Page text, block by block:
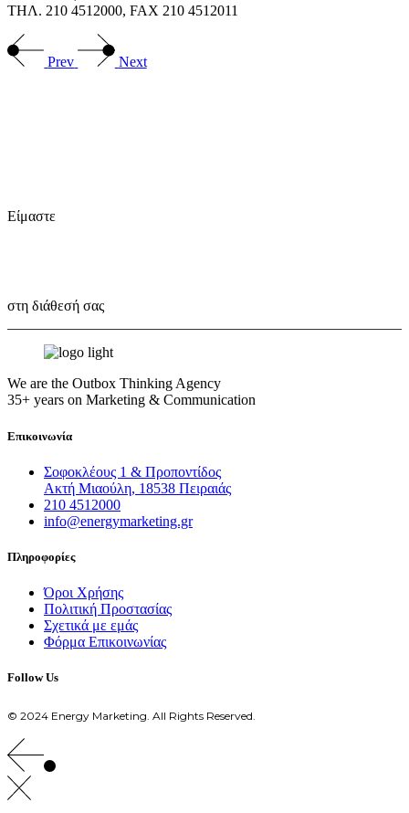
ΤΗΛ. 210 4512000, FAX 210 4512011
Prev Next
Είμαστε
στη διάθεσή σας
We are the Outbox Thinking Agency
35+ years on Marketing & Communication
Επικοινωνία
Σοφοκλέους 1 & Προποντίδος
Ακτή Μιαούλη, 18538 Πειραιάς
210 4512000
info@energymarketing.gr
Πληροφορίες
Όροι Χρήσης
Πολιτική Προστασίας
Σχετικά με εμάς
Φόρμα Επικοινωνίας
Follow Us
© 2024 Energy Marketing. All Rights Reserved.